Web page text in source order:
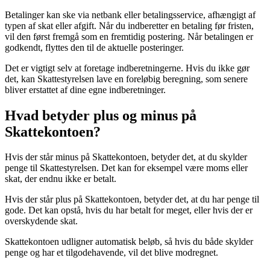
Betalinger kan ske via netbank eller betalingsservice, afhængigt af
typen af skat eller afgift. Når du indberetter en betaling før fristen,
vil den først fremgå som en fremtidig postering. Når betalingen er
godkendt, flyttes den til de aktuelle posteringer.
Det er vigtigt selv at foretage indberetningerne. Hvis du ikke gør
det, kan Skattestyrelsen lave en foreløbig beregning, som senere
bliver erstattet af dine egne indberetninger.
Hvad betyder plus og minus på
Skattekontoen?
Hvis der står minus på Skattekontoen, betyder det, at du skylder
penge til Skattestyrelsen. Det kan for eksempel være moms eller
skat, der endnu ikke er betalt.
Hvis der står plus på Skattekontoen, betyder det, at du har penge til
gode. Det kan opstå, hvis du har betalt for meget, eller hvis der er
overskydende skat.
Skattekontoen udligner automatisk beløb, så hvis du både skylder
penge og har et tilgodehavende, vil det blive modregnet.